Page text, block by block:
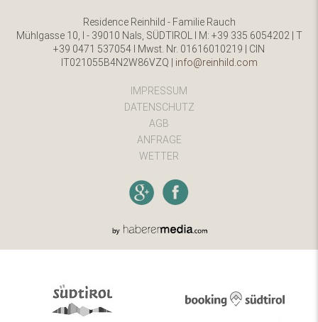
Residence Reinhild - Familie Rauch
Mühlgasse 10, I - 39010 Nals, SÜDTIROL l M: +39 335 6054202 | T
+39 0471 537054 l Mwst. Nr. 01616010219 | CIN
IT021055B4N2W86VZQ | info@reinhild.com
IMPRESSUM
DATENSCHUTZ
AGB
ANFRAGE
WETTER